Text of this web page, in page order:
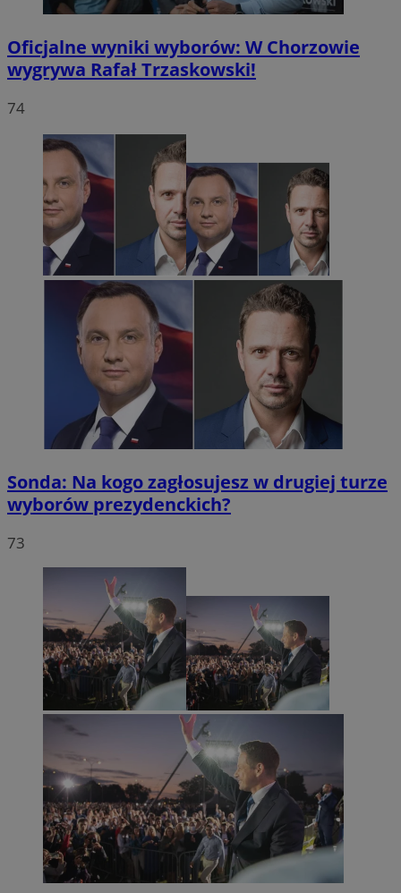
Oficjalne wyniki wyborów: W Chorzowie
wygrywa Rafał Trzaskowski!
74
Sonda: Na kogo zagłosujesz w drugiej turze
wyborów prezydenckich?
73